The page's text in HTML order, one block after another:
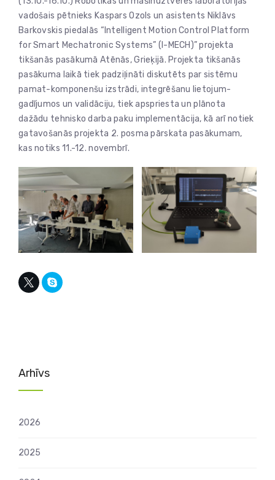
vadošais pētnieks Kaspars Ozols un asistents Niklāvs
Barkovskis piedalās “Intelligent Motion Control Platform
for Smart Mechatronic Systems” (I-MECH)” projekta
tikšanās pasākumā Atēnās, Grieķijā. Projekta tikšanās
pasākuma laikā tiek padziļināti diskutēts par sistēmu
pamat-komponenšu izstrādi, integrēšanu lietojum-
gadījumos un validāciju, tiek apspriesta un plānota
dažādu tehnisko darba paku implementācija, kā arī notiek
gatavošanās projekta 2. posma pārskata pasākumam,
kas notiks 11.-12. novembrī.
Arhīvs
2026
2025